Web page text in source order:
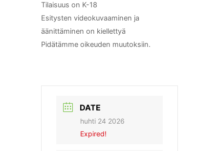
Tilaisuus on K-18
Esitysten videokuvaaminen ja
äänittäminen on kiellettyä
Pidätämme oikeuden muutoksiin.
DATE
huhti 24 2026
Expired!